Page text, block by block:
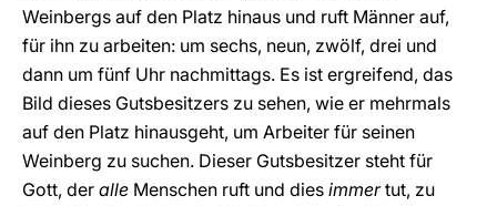
Weinbergs auf den Platz hinaus und ruft Männer auf,
für ihn zu arbeiten: um sechs, neun, zwölf, drei und
dann um fünf Uhr nachmittags. Es ist ergreifend, das
Bild dieses Gutsbesitzers zu sehen, wie er mehrmals
auf den Platz hinausgeht, um Arbeiter für seinen
Weinberg zu suchen. Dieser Gutsbesitzer steht für
Gott, der alle Menschen ruft und dies immertut, zu